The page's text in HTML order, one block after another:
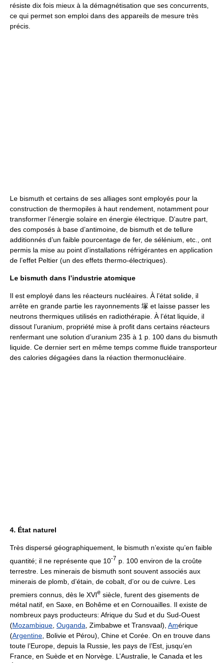
résiste dix fois mieux à la démagnétisation que ses concurrents,
ce qui permet son emploi dans des appareils de mesure très
précis.
Le bismuth et certains de ses alliages sont employés pour la
construction de thermopiles à haut rendement, notamment pour
transformer l’énergie solaire en énergie électrique. D’autre part,
des composés à base d’antimoine, de bismuth et de tellure
additionnés d’un faible pourcentage de fer, de sélénium, etc., ont
permis la mise au point d’installations réfrigérantes en application
de l’effet Peltier (un des effets thermo-électriques).
Le bismuth dans l’industrie atomique
Il est employé dans les réacteurs nucléaires. À l’état solide, il
arrête en grande partie les rayonnements 塚 et laisse passer les
neutrons thermiques utilisés en radiothérapie. À l’état liquide, il
dissout l’uranium, propriété mise à profit dans certains réacteurs
renfermant une solution d’uranium 235 à 1 p. 100 dans du bismuth
liquide. Ce dernier sert en même temps comme fluide transporteur
des calories dégagées dans la réaction thermonucléaire.
4. État naturel
Très dispersé géographiquement, le bismuth n’existe qu’en faible
quantité; il ne représente que 10-7 p. 100 environ de la croûte
terrestre. Les minerais de bismuth sont souvent associés aux
minerais de plomb, d’étain, de cobalt, d’or ou de cuivre. Les
premiers connus, dès le XVIe siècle, furent des gisements de
métal natif, en Saxe, en Bohême et en Cornouailles. Il existe de
nombreux pays producteurs: Afrique du Sud et du Sud-Ouest
(Mozambique, Ouganda, Zimbabwe et Transvaal), Amérique
(Argentine, Bolivie et Pérou), Chine et Corée. On en trouve dans
toute l’Europe, depuis la Russie, les pays de l’Est, jusqu’en
France, en Suède et en Norvège. L’Australie, le Canada et les